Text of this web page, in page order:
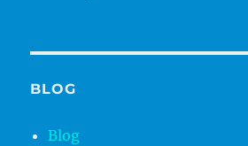
BLOG
Blog